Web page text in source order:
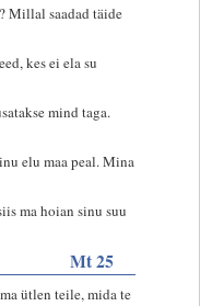
Millal saadad täide
kes ei ela su
mind taga.
elu maa peal. Mina
ma hoian sinu suu
Mt 25
ütlen teile, mida te